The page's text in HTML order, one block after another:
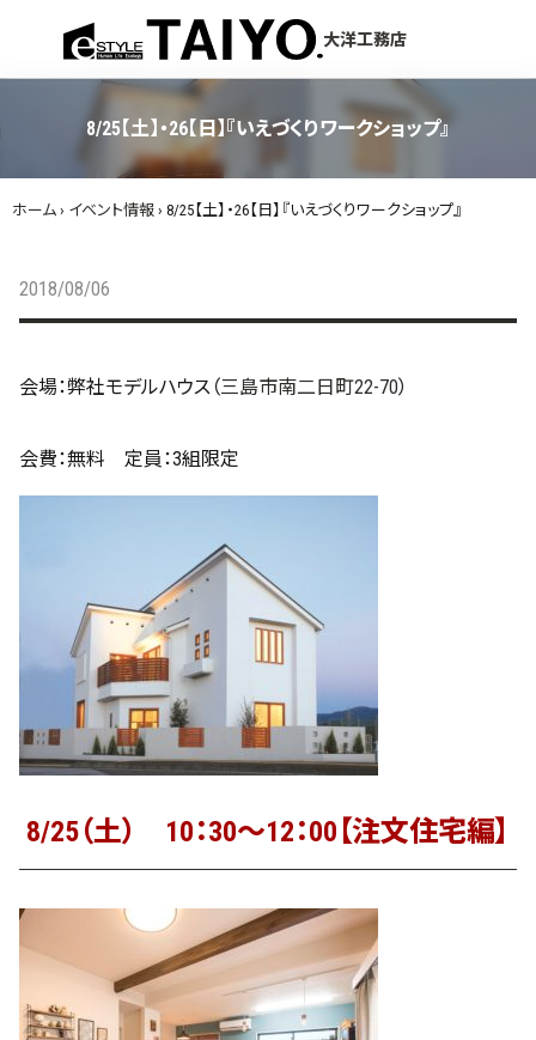
大洋工務店
8/25【土】・26【日】『いえづくりワークショップ』
ホーム › イベント情報 › 8/25【土】・26【日】『いえづくりワークショップ』
2018/08/06
会場：弊社モデルハウス（三島市南二日町22-70）
会費：無料 定員：3組限定
8/25（土） 10：30～12：00【注文住宅編】